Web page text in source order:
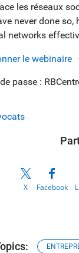
les réseaux
never done
networks
le webinaire
passe :
X Facebook